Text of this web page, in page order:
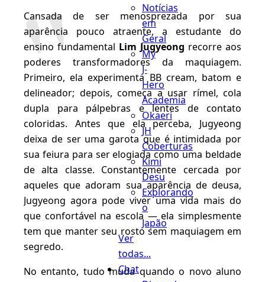
Notícias
em
Geral
My
J-
Hero
Academia
Okaeri
JH
Coberturas
Kimi
Desu
Explorando
o
Japão
Ver
todas...
Chat
Cansada de ser menosprezada por sua
aparência pouco atraente, a estudante do
ensino fundamental Lim Jugyeong recorre aos
poderes transformadores da maquiagem.
Primeiro, ela experimenta BB cream, batom e
delineador; depois, começa a usar rímel, cola
dupla para pálpebras e lentes de contato
coloridas. Antes que ela perceba, Jugyeong
deixa de ser uma garota que é intimidada por
sua feiura para ser elogiada como uma beldade
de alta classe. Constantemente cercada por
aqueles que adoram sua aparência de deusa,
Jugyeong agora pode viver uma vida mais do
que confortável na escola — ela simplesmente
tem que manter seu rosto sem maquiagem em
segredo.
No entanto, tudo muda quando o novo aluno